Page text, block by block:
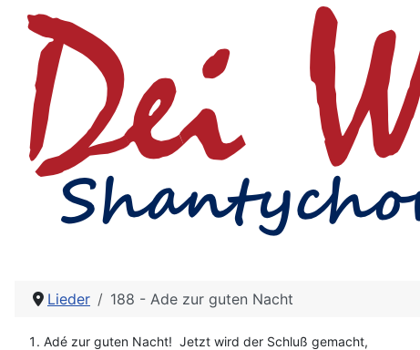
Lieder 188 - Ade zur guten Nacht
Adé zur guten Nacht! Jetzt wird der Schluß gemacht,